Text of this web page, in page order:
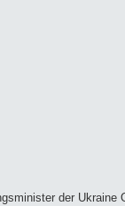
der Ukraine